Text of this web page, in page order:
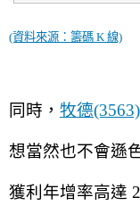
(資料來源：籌碼 K 線)
同時， 牧德(3563)
想當然也不會遜
獲利年增率高達